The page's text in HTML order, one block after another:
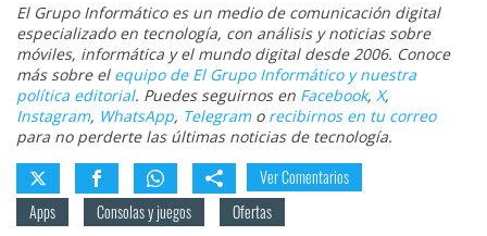
El Grupo Informático es un medio de comunicación digital
especializado en tecnología, con análisis y noticias sobre
móviles, informática y el mundo digital desde 2006. Conoce
más sobre el equipo de El Grupo Informático y nuestra
política editorial. Puedes seguirnos en Facebook, X,
Instagram, WhatsApp, Telegramo recibirnos en tu correo
para no perderte las últimas noticias de tecnología.
Ver Comentarios
Apps
Consolas y juegos Ofertas